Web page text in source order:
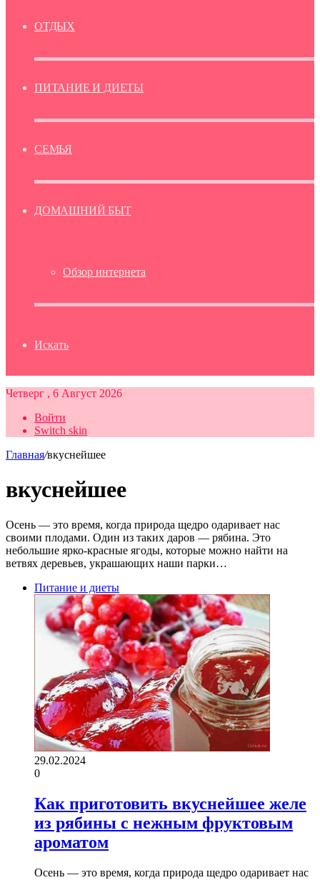
ОТДЫХ
ПИТАНИЕ И ДИЕТЫ
СЕМЬЯ
ДОМАШНИЙ БЫТ
Обзор интернета
Искать
Четверг , 6 Август 2026
Войти
Switch skin
Главная/вкуснейшее
вкуснейшее
Осень — это время, когда природа щедро одаривает нас
своими плодами. Один из таких даров — рябина. Это
небольшие ярко-красные ягоды, которые можно найти на
ветвях деревьев, украшающих наши парки…
Питание и диеты
29.02.2024
0
Как приготовить вкуснейшее желе
из рябины с нежным фруктовым
ароматом
Осень — это время, когда природа щедро одаривает нас